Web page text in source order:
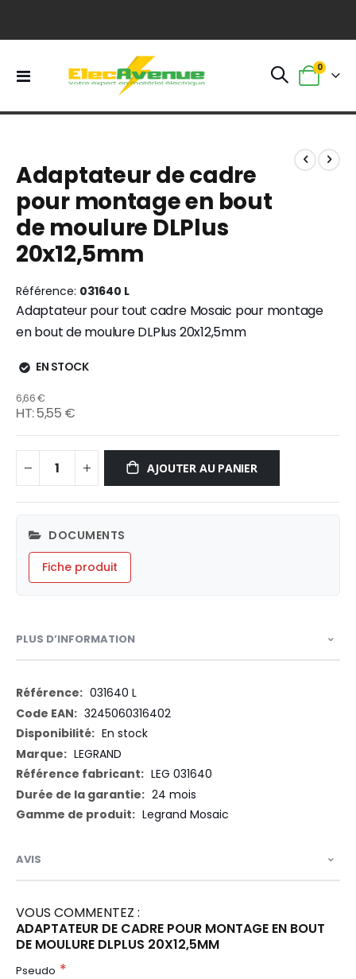
Basculer
Panier
0
the
end
of
the
images
gallery
the
beginning
of
the
images
gallery
Adaptateur de cadre
pour montage en bout
de moulure DLPlus
20x12,5mm
Référence 031640 L
Adaptateur pour tout cadre Mosaic pour montage
en bout de moulure DLPlus 20x12,5mm
EN STOCK
6,66 €
5,55 €
AJOUTER AU PANIER
DOCUMENTS
Fiche produit
PLUS D’INFORMATION
Plus
d’information
031640 L
3245060316402
En stock
LEGRAND
LEG 031640
24 mois
Legrand Mosaic
AVIS
VOUS COMMENTEZ :
ADAPTATEUR DE CADRE POUR MONTAGE EN BOUT
DE MOULURE DLPLUS 20X12,5MM
Pseudo